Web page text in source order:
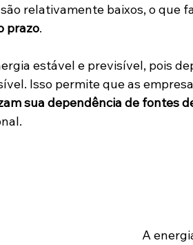
relativamente baixos, o que
prazo.
estável e previsível, pois
Isso permite que as
sua dependência de fontes
A